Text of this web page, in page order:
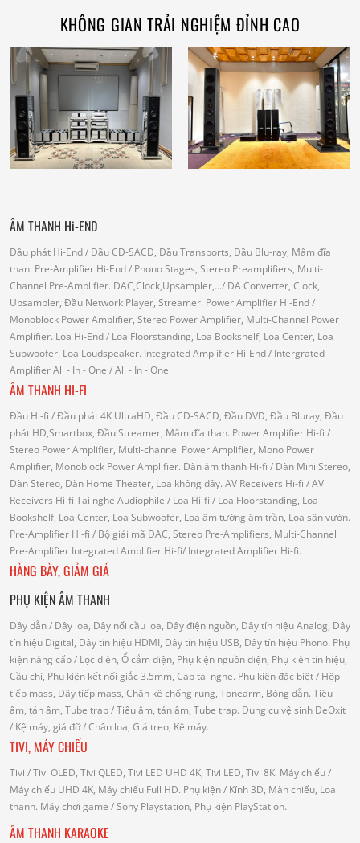
KHÔNG GIAN TRẢI NGHIỆM ĐỈNH CAO
ÂM THANH Hi-END
Đầu phát Hi-End/ Đầu CD-SACD, Đầu Transports, Đầu Blu-ray, Mâm đĩa
than. Pre-Amplifier Hi-End/ Phono Stages, Stereo Preamplifiers, Multi-
Channel Pre-Amplifier. DAC,Clock,Upsampler,.../ DA Converter, Clock,
Upsampler, Đầu Network Player, Streamer. Power Amplifier Hi-End/
Monoblock Power Amplifier, Stereo Power Amplifier, Multi-Channel Power
Amplifier. Loa Hi-End/ Loa Floorstanding, Loa Bookshelf, Loa Center, Loa
Subwoofer, Loa Loudspeaker. Integrated Amplifier Hi-End/ Intergrated
AmplifierAll - In - One / All - In - One
ÂM THANH HI-FI
Đầu Hi-fi / Đầu phát 4K UltraHD, Đầu CD-SACD, Đầu DVD, Đầu Bluray, Đầu
phát HD,Smartbox, Đầu Streamer, Mâm đĩa than. Power Amplifier Hi-fi /
Stereo Power Amplifier, Multi-channel Power Amplifier, Mono Power
Amplifier, Monoblock Power Amplifier. Dàn âm thanh Hi-fi / Dàn Mini Stereo,
Dàn Stereo, Dàn Home Theater, Loa không dây. AV Receivers Hi-fi / AV
Receivers Hi-fi Tai nghe Audiophile / Loa Hi-fi / Loa Floorstanding, Loa
Bookshelf, Loa Center, Loa Subwoofer, Loa âm tường âm trần, Loa sân vườn.
Pre-Amplifier Hi-fi / Bộ giải mã DAC, Stereo Pre-Amplifiers, Multi-Channel
Pre-Amplifier Integrated Amplifier Hi-fi/ Integrated Amplifier Hi-fi.
HÀNG BÀY, GIẢM GIÁ
PHỤ KIỆN ÂM THANH
Dây dẫn/ Dây loa, Dây nối cầu loa, Dây điện nguồn, Dây tín hiệu Analog, Dây
tín hiệu Digital, Dây tín hiệu HDMI, Dây tín hiệu USB, Dây tín hiệu Phono. Phụ
kiện nâng cấp/ Lọc điện, Ổ cắm điện, Phụ kiện nguồn điện, Phụ kiện tín hiệu,
Cầu chì, Phụ kiện kết nối giắc 3.5mm, Cáp tai nghe. Phụ kiện đặc biệt/ Hộp
tiếp mass, Dây tiếp mass, Chân kê chống rung, Tonearm, Bóng dẫn. Tiêu
âm, tán âm, Tube trap/ Tiêu âm, tán âm, Tube trap. Dụng cụ vệ sinh DeOxit
/ Kệ máy, giá đỡ/ Chân loa, Giá treo, Kệ máy.
TIVI, MÁY CHIẾU
Tivi / Tivi OLED, Tivi QLED, Tivi LED UHD 4K, Tivi LED, Tivi 8K. Máy chiếu/
Máy chiếu UHD 4K, Máy chiếu Full HD. Phụ kiện/ Kính 3D, Màn chiếu, Loa
thanh. Máy chơi game / Sony Playstation, Phụ kiện PlayStation.
ÂM THANH KARAOKE